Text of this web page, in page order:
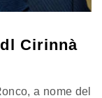
Cirinnà
a nome del